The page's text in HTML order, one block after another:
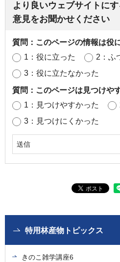
より良いウェブサイトに
意見をお聞かせください
質問：このページの情報は役
1：役に立った
2：ふ
3：役に立たなかった
質問：このページは見つけや
1：見つけやすかった
3：見つけにくかった
特用林産物トピックス
きのこ雑学講座6